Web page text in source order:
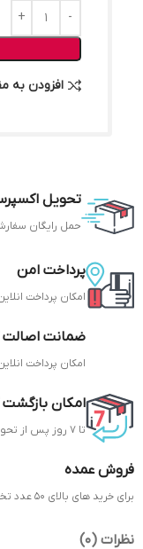
افزودن به
تحویل
حمل رایگان سفارشات بالای
پرداخت امن
امکان پرداخت
ضمانت اصالت
امکان پرداخت
امکان بازگشت
تا 7 روز پس از تحویل در صورت خرابی می توانید پس دهید
فروش عمده
برای خرید های بالای 50 عدد تخفیف ویژه داریم
نظرات (0)